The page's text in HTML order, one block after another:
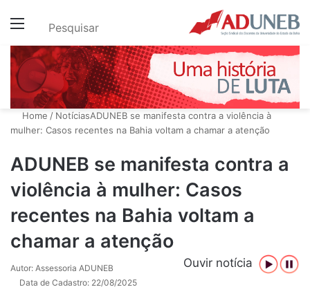
Menu Pesquisar
Home / NotíciasADUNEB se manifesta contra a violência à
mulher: Casos recentes na Bahia voltam a chamar a atenção
ADUNEB se manifesta contra a
violência à mulher: Casos
recentes na Bahia voltam a
chamar a atenção
Ouvir notícia
Autor: Assessoria ADUNEB
Data de Cadastro: 22/08/2025